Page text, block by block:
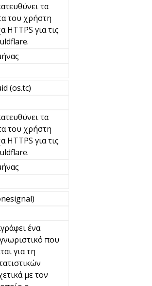
τα
του χρήστη
HTTPS για τις
(os.tc)
τα
του χρήστη
HTTPS για τις
ένα
που
για τη
με τον